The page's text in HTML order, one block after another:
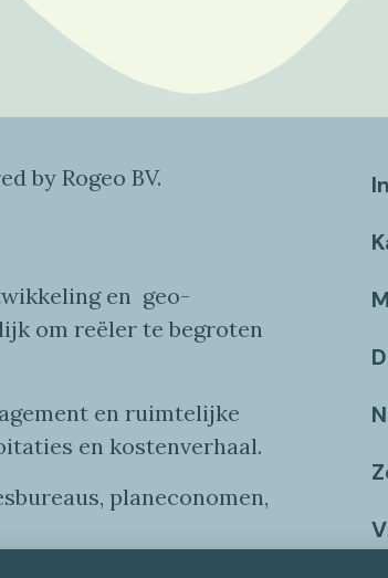
by Rogeo BV.
en geo-
om reëler te begroten
en ruimtelijke
en kostenverhaal.
planeconomen,